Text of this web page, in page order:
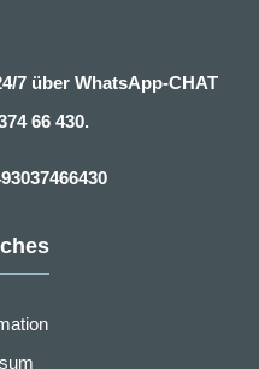
7 über WhatsApp-CHAT
66 430.